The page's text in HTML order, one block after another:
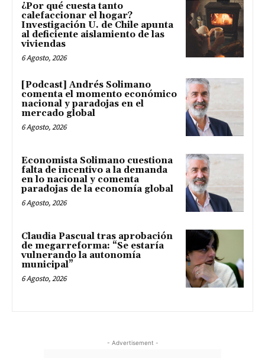
¿Por qué cuesta tanto
calefaccionar el hogar?
Investigación U. de Chile apunta
al deficiente aislamiento de las
viviendas
6 Agosto, 2026
[Podcast] Andrés Solimano
comenta el momento económico
nacional y paradojas en el
mercado global
6 Agosto, 2026
Economista Solimano cuestiona
falta de incentivo a la demanda
en lo nacional y comenta
paradojas de la economía global
6 Agosto, 2026
Claudia Pascual tras aprobación
de megarreforma: “Se estaría
vulnerando la autonomía
municipal”
6 Agosto, 2026
- Advertisement -